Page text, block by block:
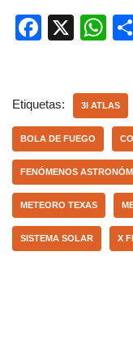
F
e
b
o
o
k
X
W
s
A
p
p
Etiquetas: 3I ATLAS
BOLA DE FUEGO
FENÓMENOS
METEORO TEXAS
SISTEMA SOLAR X